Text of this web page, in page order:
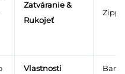
Zatváranie &
Rukojeť
Vlastnosti